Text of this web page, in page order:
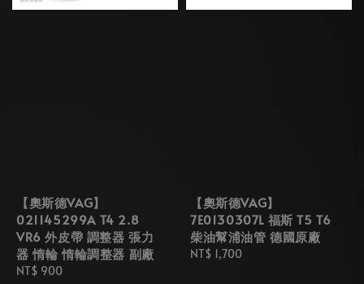
【奧斯德VAG】
021145299A T4 2.8
VR6 外皮帶 調整器 張力
器 惰輪 惰輪調整器 副廠
Regular
NT$ 900
【奧斯德VAG】
7E0130307L 福斯 T5 T6
柴油幫浦油管 德國原廠
Regular
NT$ 1,700